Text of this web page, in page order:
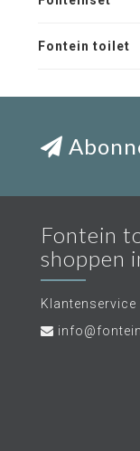
Fontein toilet
Fontein
shoppen
Klantenservice